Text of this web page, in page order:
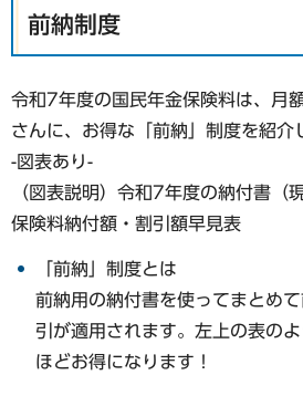
前納制度
令和7年度の国民年金保険料は、月
さんに、お得な「前納」制度を紹介
-図表あり-
（図表説明）令和7年度の納付書（
保険料納付額・割引額早見表
「前納」制度とは
前納用の納付書を使ってまとめ
引が適用されます。左上の表の
ほどお得になります！